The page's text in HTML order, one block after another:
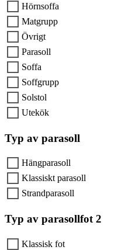
Hörnsoffa
Matgrupp
Övrigt
Parasoll
Soffa
Soffgrupp
Solstol
Utekök
Typ av parasoll
Hängparasoll
Klassiskt parasoll
Strandparasoll
Typ av parasollfot 2
Klassisk fot